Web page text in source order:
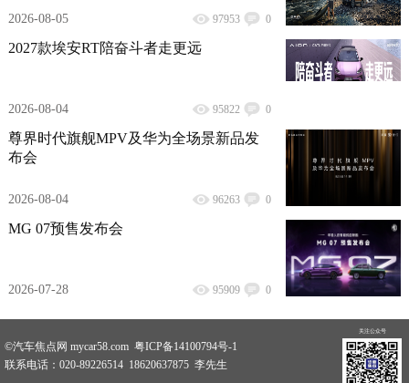
2026-08-05 97953 0
2027款埃安RT陪奋斗者走更远
2026-08-04 95822 0
尊界时代旗舰MPV及华为全场景新品发
布会
2026-08-04 96263 0
MG 07预售发布会
2026-07-28 95909 0
©汽车焦点网 mycar58.com 粤ICP备14100794号-1
联系电话：020-89226514 18620637875 李先生
关注公众号